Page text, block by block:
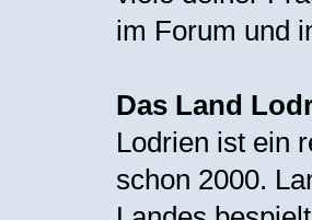
im Forum und
Das Land
Lodrien ist ein
schon 2000.